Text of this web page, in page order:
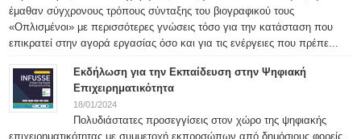
έμαθαν σύγχρονους τρόπους σύνταξης του βιογραφικού τους
«Οπλισμένοι» με περισσότερες γνώσεις τόσο για την κατάσταση που
επικρατεί στην αγορά εργασίας όσο και για τις ενέργειες που πρέπε...
Εκδήλωση για την Εκπαίδευση στην Ψηφιακή
Επιχειρηματικότητα
18/01/2024
Πολυδιάστατες προσεγγίσεις στον χώρο της ψηφιακής
επιχειρηματικότητας με συμμετοχή εκπροσώπων από δημόσιους φορείς,